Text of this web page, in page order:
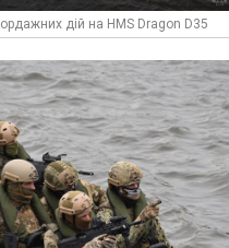
дій на HMS Dragon D35